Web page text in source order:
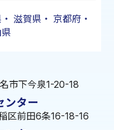
・ 滋賀県 ・ 京都府 ・
市下今泉1-20-18
ンター
区前田6条16-18-16